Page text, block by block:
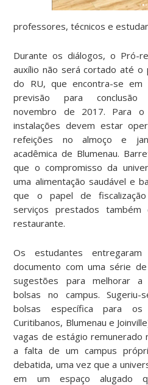
professores, técnicos e
Durante os diálogos, o Pró-
auxílio não será cortado até o
do RU, que encontra-se em
previsão para
novembro de 2017. Para
instalações devem estar
refeições no almoço e
acadêmica de Blumenau.
que o compromisso da
uma alimentação saudável e
que o papel de
serviços prestados
restaurante.
Os estudantes
documento com uma série
sugestões para melhorar a
bolsas no campus.
bolsas específica para os
Curitibanos, Blumenau e
vagas de estágio remunerado
a falta de um campus
debatida, uma vez que a
em um espaço alugado